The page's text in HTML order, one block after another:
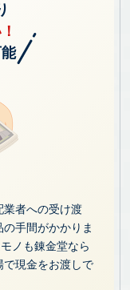
業者への受け渡
手間がかかりま
ノも錬金堂なら
で現金をお渡しで